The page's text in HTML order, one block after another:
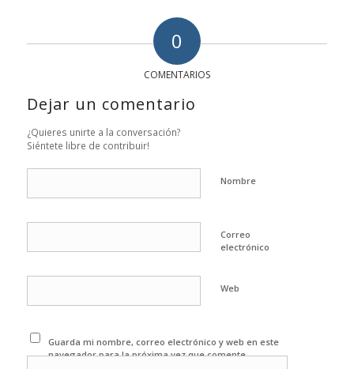
0
COMENTARIOS
Dejar un comentario
¿Quieres unirte a la conversación?
Siéntete libre de contribuir!
Nombre
Correo
electrónico
Web
Guarda mi nombre, correo electrónico y web en este
navegador para la próxima vez que comente.